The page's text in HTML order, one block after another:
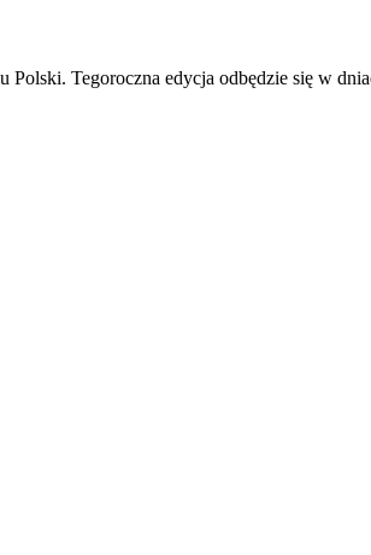
Polski. Tegoroczna edycja odbędzie się w